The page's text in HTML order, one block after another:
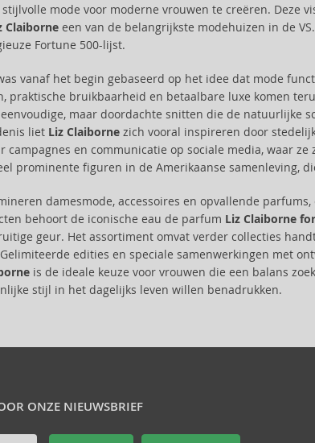
mode voor moderne vrouwen te creëren. Deze
Claiborneeen van de belangrijkste modehuizen in de
Fortune 500-lijst.
vanaf het begin gebaseerd op het idee dat mode
praktische bruikbaarheid en betaalbare luxe komen
maar doordachte snitten die de natuurlijke
liet Liz Claibornezich vooral inspireren door
en communicatie op sociale media, waar
prominente figuren in de Amerikaanse samenleving,
damesmode, accessoires en opvallende
behoort de iconische eau de parfum Liz Claiborne
geur. Het assortiment omvat verder collecties
edities en speciale samenwerkingen met
is de ideale keuze voor vrouwen die een balans
stijl in het dagelijks leven willen benadrukken.
ONZE NIEUWSBRIEF